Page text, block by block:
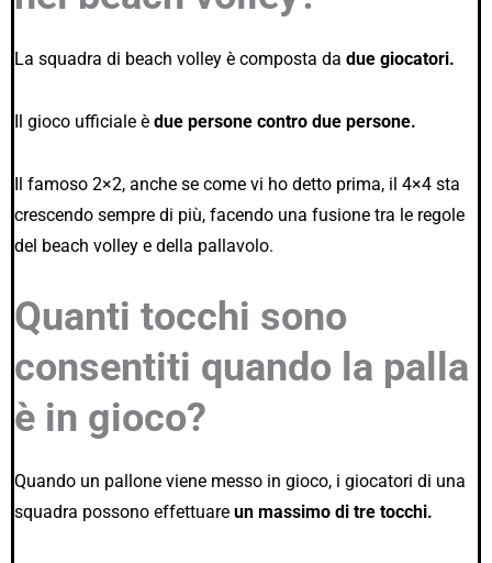
La squadra di beach volley è composta da due giocatori.
Il gioco ufficiale è due persone contro due persone.
Il famoso 2×2, anche se come vi ho detto prima, il 4×4 sta
crescendo sempre di più, facendo una fusione tra le regole
del beach volley e della pallavolo.
Quanti tocchi sono
consentiti quando la palla
è in gioco?
Quando un pallone viene messo in gioco, i giocatori di una
squadra possono effettuare un massimo di tre tocchi.